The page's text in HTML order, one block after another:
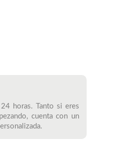
horas. Tanto si eres
cuenta con un